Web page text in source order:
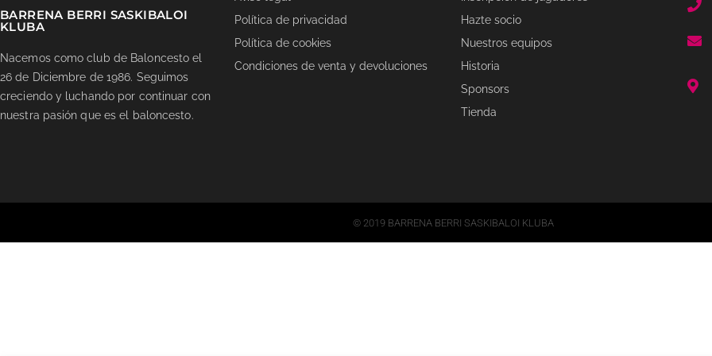
BARRENA BERRI SASKIBALOI
KLUBA
Nacemos como club de Baloncesto el
26 de Diciembre de 1986. Seguimos
creciendo y luchando por continuar con
nuestra pasión que es el baloncesto.
Política de privacidad
Política de cookies
Condiciones de venta y devoluciones
Hazte socio
Nuestros equipos
Historia
Sponsors
Tienda
© 2019 BARRENA BERRI SASKIBALOI KLUBA